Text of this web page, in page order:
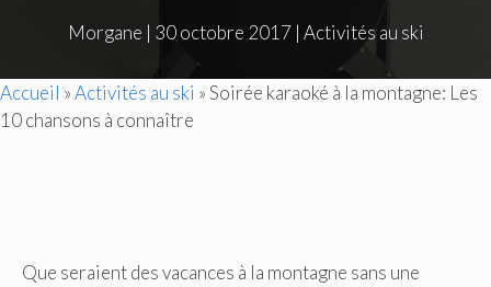
Morgane | 30 octobre 2017 | Activités au ski
Accueil »Activités au ski »Soirée karaoké à la montagne: Les
10 chansons à connaître
Que seraient des vacances à la montagne sans une